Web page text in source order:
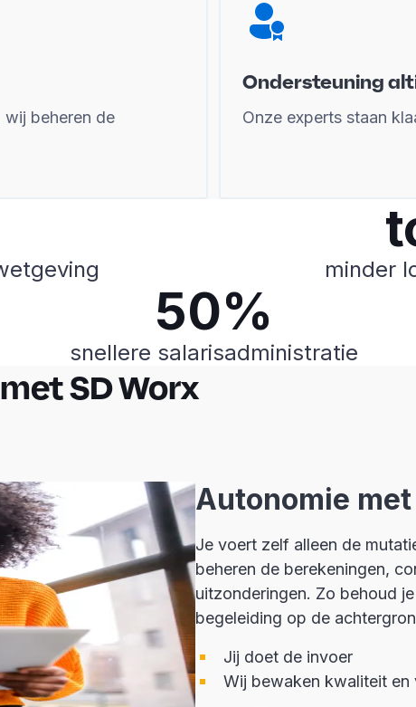
beheren de
Ondersteuning
Onze experts staan
minder
50%
snellere salarisadministratie
SD Worx
Autonomie
Je voert zelf alleen de
beheren de berekeningen,
uitzonderingen. Zo behoud
begeleiding op de
Jij doet de invoer
Wij bewaken kwaliteit en